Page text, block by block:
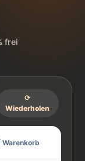
frei
⟳
Wiederholen
Warenkorb